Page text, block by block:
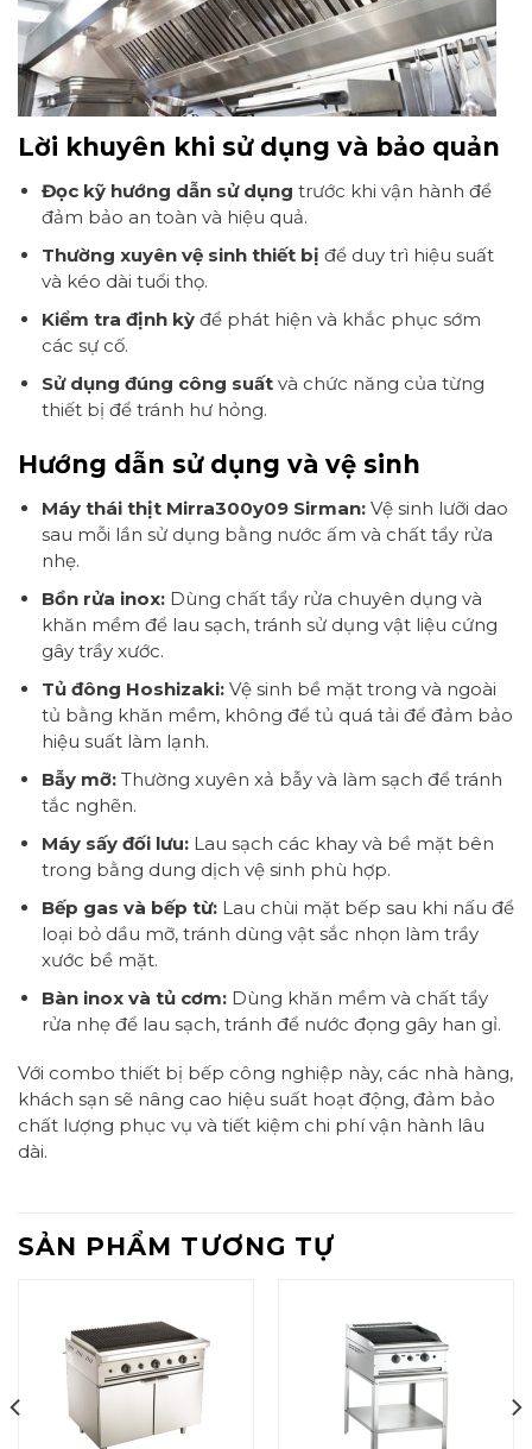
Lời khuyên khi sử dụng và bảo quản
Đọc kỹ hướng dẫn sử dụng trước khi vận hành để
đảm bảo an toàn và hiệu quả.
Thường xuyên vệ sinh thiết bị để duy trì hiệu suất
và kéo dài tuổi thọ.
Kiểm tra định kỳđể phát hiện và khắc phục sớm
các sự cố.
Sử dụng đúng công suấtvà chức năng của từng
thiết bị để tránh hư hỏng.
Hướng dẫn sử dụng và vệ sinh
Máy thái thịt Mirra300y09 Sirman:Vệ sinh lưỡi dao
sau mỗi lần sử dụng bằng nước ấm và chất tẩy rửa
nhẹ.
Bồn rửa inox:Dùng chất tẩy rửa chuyên dụng và
khăn mềm để lau sạch, tránh sử dụng vật liệu cứng
gây trầy xước.
Tủ đông Hoshizaki:Vệ sinh bề mặt trong và ngoài
tủ bằng khăn mềm, không để tủ quá tải để đảm bảo
hiệu suất làm lạnh.
Bẫy mỡ:Thường xuyên xả bẫy và làm sạch để tránh
tắc nghẽn.
Máy sấy đối lưu:Lau sạch các khay và bề mặt bên
trong bằng dung dịch vệ sinh phù hợp.
Bếp gas và bếp từ:Lau chùi mặt bếp sau khi nấu để
loại bỏ dầu mỡ, tránh dùng vật sắc nhọn làm trầy
xước bề mặt.
Bàn inox và tủ cơm:Dùng khăn mềm và chất tẩy
rửa nhẹ để lau sạch, tránh để nước đọng gây han gỉ.
Với combo thiết bị bếp công nghiệp này, các nhà hàng,
khách sạn sẽ nâng cao hiệu suất hoạt động, đảm bảo
chất lượng phục vụ và tiết kiệm chi phí vận hành lâu
dài.
SẢN PHẨM TƯƠNG TỰ